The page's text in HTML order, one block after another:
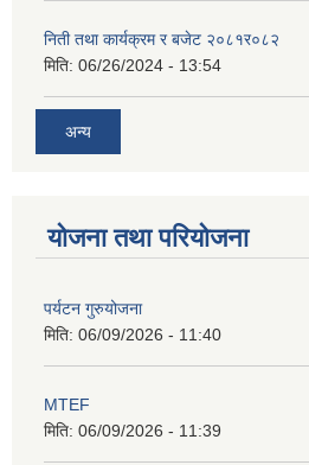
निती तथा कार्यक्रम र बजेट २०८१र०८२
मिति: 06/26/2024 - 13:54
अन्य
योजना तथा परियोजना
पर्यटन गुरुयोजना
मिति: 06/09/2026 - 11:40
MTEF
मिति: 06/09/2026 - 11:39